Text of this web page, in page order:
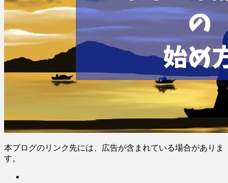
本ブログのリンク先には、広告が含まれている場合がありま
す。